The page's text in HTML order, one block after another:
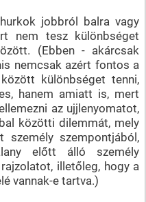
jobbról balra vagy
nem tesz különbséget
(Ebben - akárcsak
nemcsak azért fontos a
különbséget tenni,
hanem amiatt is, mert
az ujjlenyomatot,
közötti dilemmát, mely
szempontjából,
előtt álló személy
illetőleg, hogy a
vannak-e tartva.)